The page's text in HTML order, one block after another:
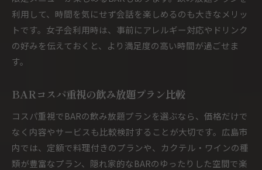
利用して、時間を気にせず会話を楽しめるのも大きなメリッ
トです。女子会利用時は、事前にアレルギー対応やドリンク
の好みを伝えておくと、より満足度の高い時間が過ごせま
す。
BARコスパ重視の飲み放題プラン比較
コスパ重視でBARの飲み放題プランを選ぶなら、価格だけで
なく内容やサービスも比較検討することが大切です。広島市
内では、定額で料理付きのプランや、カクテル・ワインの種
類が豊富なプラン、隠れ家的なBARのゆったりした空間で楽